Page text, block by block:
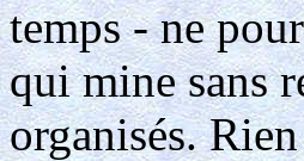
temps - ne
qui mine sans
organisés.